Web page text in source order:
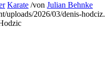
Karate /von Julian Behnke
uploads/2026/03/denis-